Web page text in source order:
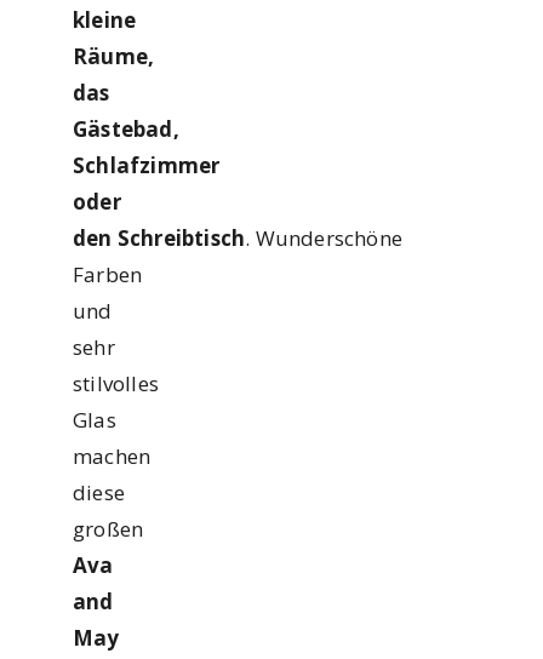
kleine
Räume,
das
Gästebad,
Schlafzimmer
oder
den Schreibtisch. Wunderschöne
Farben
und
sehr
stilvolles
Glas
machen
diese
großen
Ava
and
May